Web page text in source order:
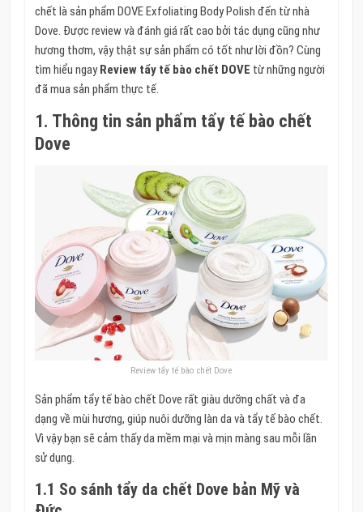
chết là sản phẩm DOVE Exfoliating Body Polish đến từ nhà
Dove. Được review và đánh giá rất cao bởi tác dụng cũng như
hương thơm, vậy thật sự sản phẩm có tốt như lời đồn? Cùng
tìm hiểu ngayReview tẩy tế bào chết DOVE từ những người
đã mua sản phẩm thực tế.
1. Thông tin sản phẩm tẩy tế bào chết
Dove
Review tẩy tế bào chết Dove
Sản phẩm tẩy tế bào chết Dove rất giàu dưỡng chất và đa
dạng về mùi hương, giúp nuôi dưỡng làn da và tẩy tế bào chết.
Vì vậy bạn sẽ cảm thấy da mềm mại và mịn màng sau mỗi lần
sử dụng.
1.1 So sánh tẩy da chết Dove bản Mỹ và